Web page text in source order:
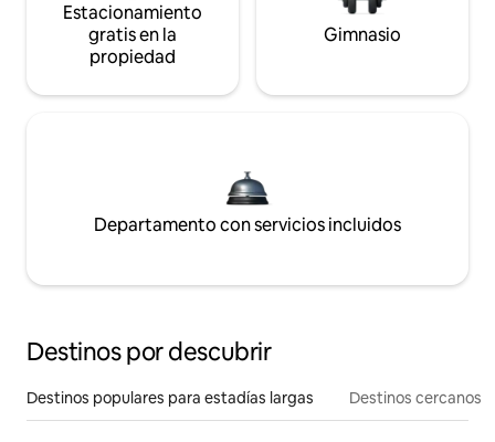
Estacionamiento
gratis en la
propiedad
Gimnasio
Departamento con servicios incluidos
Destinos por descubrir
Destinos populares para estadías largas Destinos cercanos